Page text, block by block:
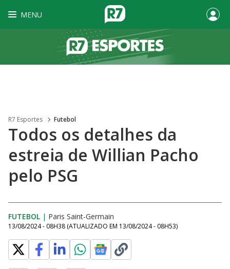
MENU
R7 Esportes Futebol
Todos os detalhes da
estreia de Willian Pacho
pelo PSG
FUTEBOL | Paris Saint-Germain
13/08/2024 - 08H38 (ATUALIZADO EM 13/08/2024 - 08H53)